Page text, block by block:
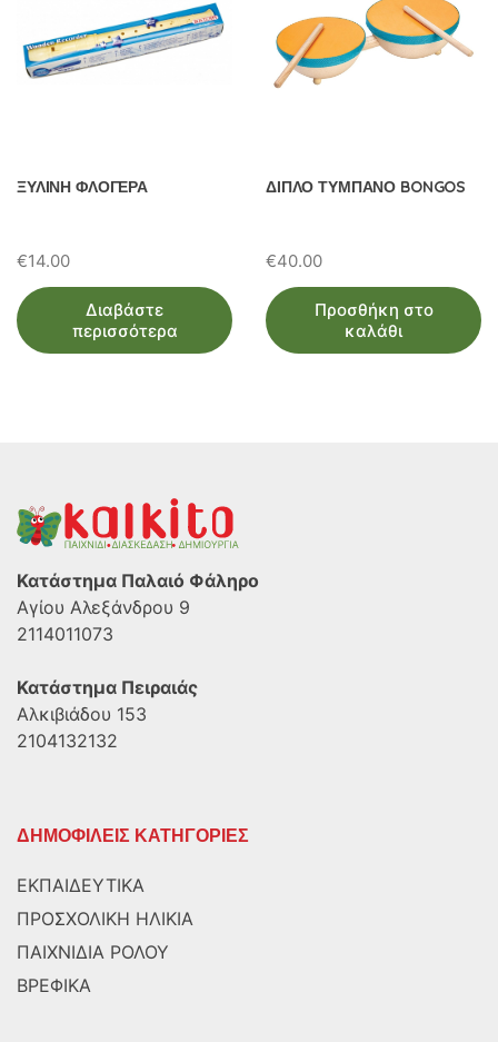
ΞΥΛΙΝΗ ΦΛΟΓΕΡΑ
€14.00
Διαβάστε
περισσότερα
ΔΙΠΛΟ ΤΥΜΠΑΝΟ BONGOS
€40.00
Προσθήκη στο
καλάθι
Κατάστημα Παλαιό Φάληρο
Αγίου Αλεξάνδρου 9
2114011073
Κατάστημα Πειραιάς
Αλκιβιάδου 153
2104132132
ΔΗΜΟΦΙΛΕΙΣ ΚΑΤΗΓΟΡΙΕΣ
ΕΚΠΑΙΔΕΥΤΙΚΑ
ΠΡΟΣΧΟΛΙΚΗ ΗΛΙΚΙΑ
ΠΑΙΧΝΙΔΙΑ ΡΟΛΟΥ
ΒΡΕΦΙΚΑ